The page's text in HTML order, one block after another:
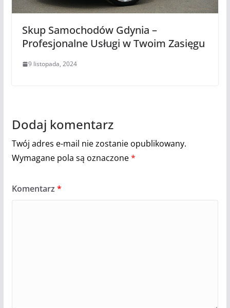
Skup Samochodów Gdynia –
Profesjonalne Usługi w Twoim Zasięgu
9 listopada, 2024
Dodaj komentarz
Twój adres e-mail nie zostanie opublikowany.
Wymagane pola są oznaczone*
Komentarz *